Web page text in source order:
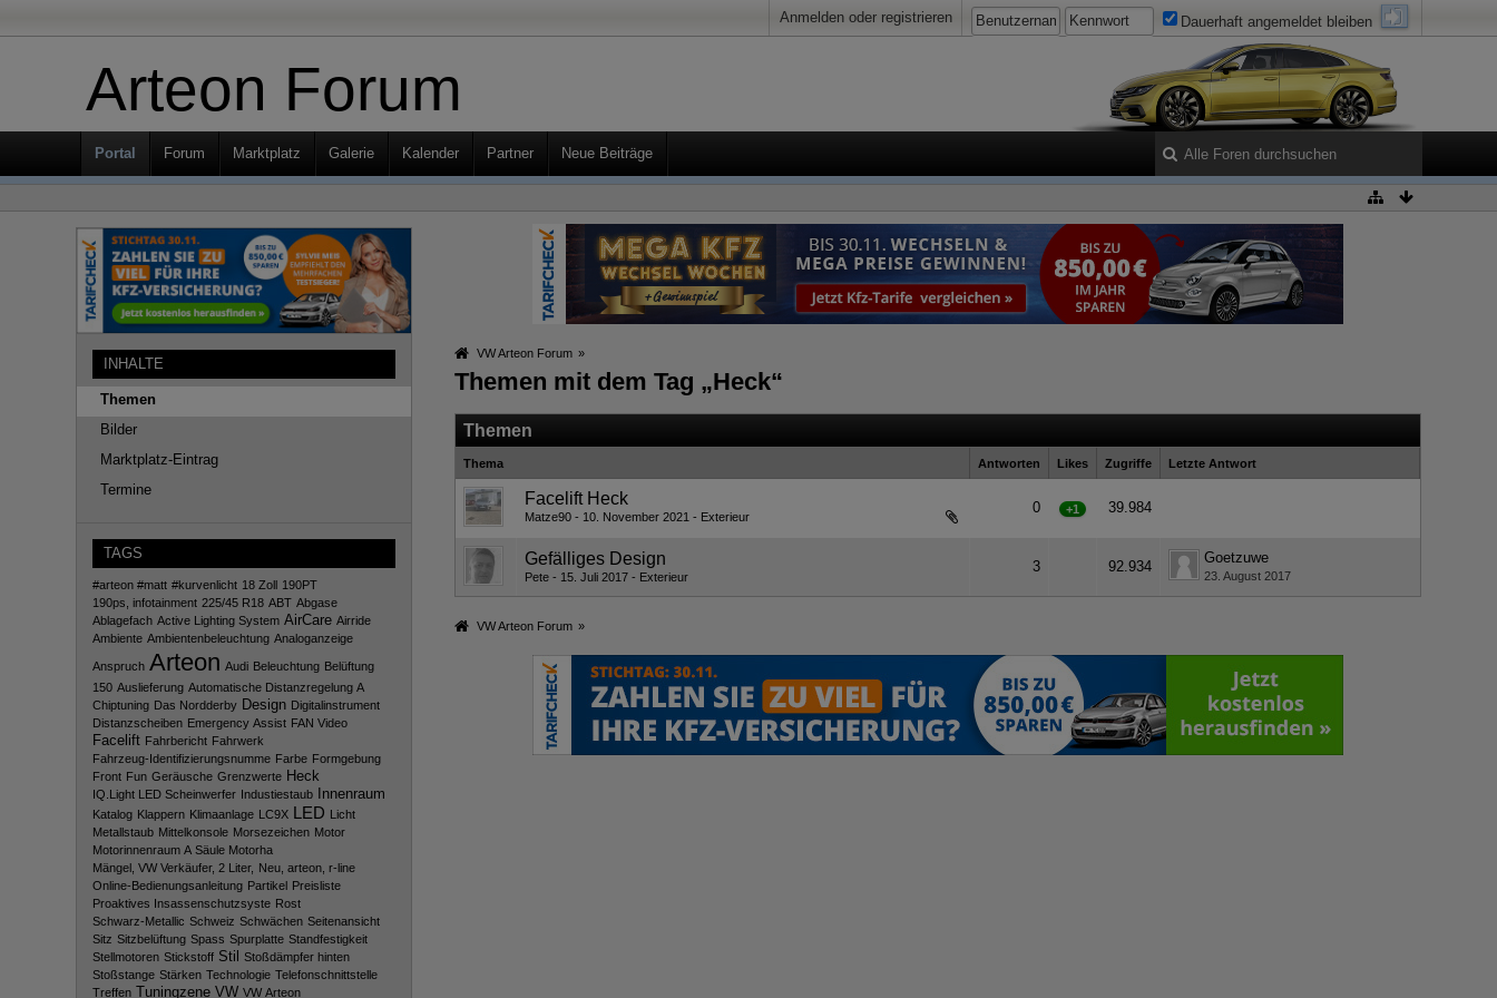
Anmelden oder registrieren Dauerhaft angemeldet bleiben
Arteon Forum
Portal Forum Marktplatz Galerie Kalender Partner Neue Beiträge
INHALTE
Themen
Bilder
Marktplatz-Eintrag
Termine
TAGS
#arteon #matt #kurvenlicht 18 Zoll 190PT
190ps, infotainment 225/45 R18 ABT Abgase
Ablagefach Active Lighting System AirCare Airride
Ambiente Ambientenbeleuchtung Analoganzeige
Anspruch Arteon Audi Beleuchtung Belüftung
150 Auslieferung Automatische Distanzregelung A
Chiptuning Das Nordderby Design Digitalinstrument
Distanzscheiben Emergency Assist FAN Video
Facelift Fahrbericht Fahrwerk
Fahrzeug-Identifizierungsnumme Farbe Formgebung
Front Fun Geräusche Grenzwerte Heck
IQ.Light LED Scheinwerfer Industiestaub Innenraum
Katalog Klappern Klimaanlage LC9X LED Licht
Metallstaub Mittelkonsole Morsezeichen Motor
Motorinnenraum A Säule Motorha
Mängel, VW Verkäufer, 2 Liter, Neu, arteon, r-line
Online-Bedienungsanleitung Partikel Preisliste
Proaktives Insassenschutzsyste Rost
Schwarz-Metallic Schweiz Schwächen Seitenansicht
Sitz Sitzbelüftung Spass Spurplatte Standfestigkeit
Stellmotoren Stickstoff Stil
Stoßdämpfer hinten
Stoßstange Stärken Technologie Telefonschnittstelle
Treffen Tuningzene VW VW Arteon
VW Arteon Forum »
Themen mit dem Tag „Heck“
Themen
Thema Antworten Likes Zugriffe Letzte Antwort
Facelift Heck
Matze90 10. November 2021 Exterieur
0 +1 39.984
Gefälliges Design
Pete 15. Juli 2017 Exterieur
3 92.934
Goetzuwe
23. August 2017
VW Arteon Forum »